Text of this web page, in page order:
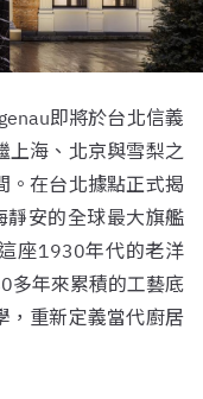
即將於台北信義
上海、北京與雪梨之
。在台北據點正式揭
靜安的全球最大旗艦
座1930年代的老洋
多年來累積的工藝底
，重新定義當代廚居